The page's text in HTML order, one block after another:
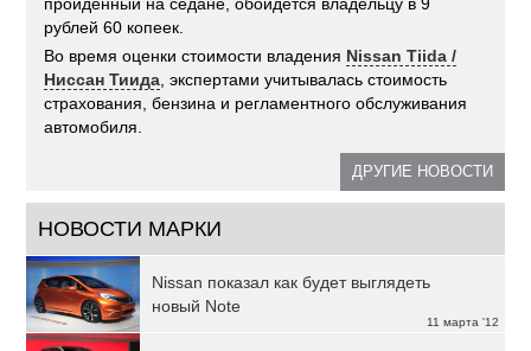
рублей 60 копеек.
Во время оценки стоимости владения Nissan Tiida /
Ниссан Тиида , экспертами учитывалась стоимость
страхования, бензина и регламентного обслуживания
автомобиля.
ДРУГИЕ НОВОСТИ
НОВОСТИ МАРКИ
11 марта '12
Nissan показал как будет выглядеть
новый Note